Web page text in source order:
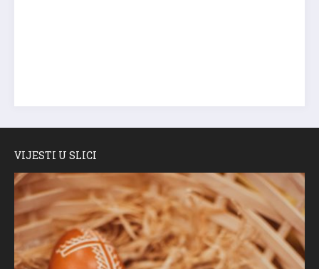
VIJESTI U SLICI